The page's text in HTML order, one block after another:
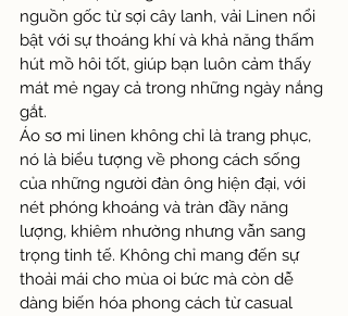
nguồn gốc từ sợi cây lanh, vải Linen nổi
bật với sự thoáng khí và khả năng thấm
hút mồ hôi tốt, giúp bạn luôn cảm thấy
mát mẻ ngay cả trong những ngày nắng
gắt.
Áo sơ mi linen không chỉ là trang phục,
nó là biểu tượng về phong cách sống
của những người đàn ông hiện đại, với
nét phóng khoáng và tràn đầy năng
lượng, khiêm nhường nhưng vẫn sang
trọng tinh tế. Không chỉ mang đến sự
thoải mái cho mùa oi bức mà còn dễ
dàng biến hóa phong cách từ casual